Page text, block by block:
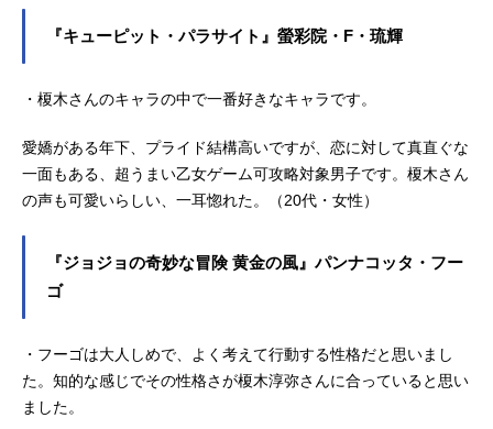
『キューピット・パラサイト』螢彩院・F・琉輝
・榎木さんのキャラの中で一番好きなキャラです。
愛嬌がある年下、プライド結構高いですが、恋に対して真直ぐな
一面もある、超うまい乙女ゲーム可攻略対象男子です。榎木さん
の声も可愛いらしい、一耳惚れた。（20代・女性）
『ジョジョの奇妙な冒険 黄金の風』パンナコッタ・フー
ゴ
・フーゴは大人しめで、よく考えて行動する性格だと思いまし
た。知的な感じでその性格さが榎木淳弥さんに合っていると思い
ました。